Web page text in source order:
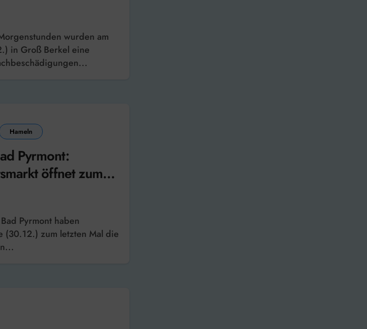
in Groß Berkel eine
Hameln
Pyrmont:
öffnet zum
(30.12.) zum letzten Mal die